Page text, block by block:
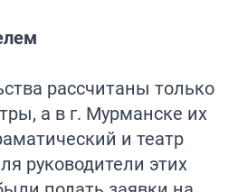
рассчитаны только
а в г. Мурманске их
и театр
руководители этих